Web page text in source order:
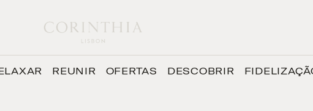
REUNIR OFERTAS DESCOBRIR